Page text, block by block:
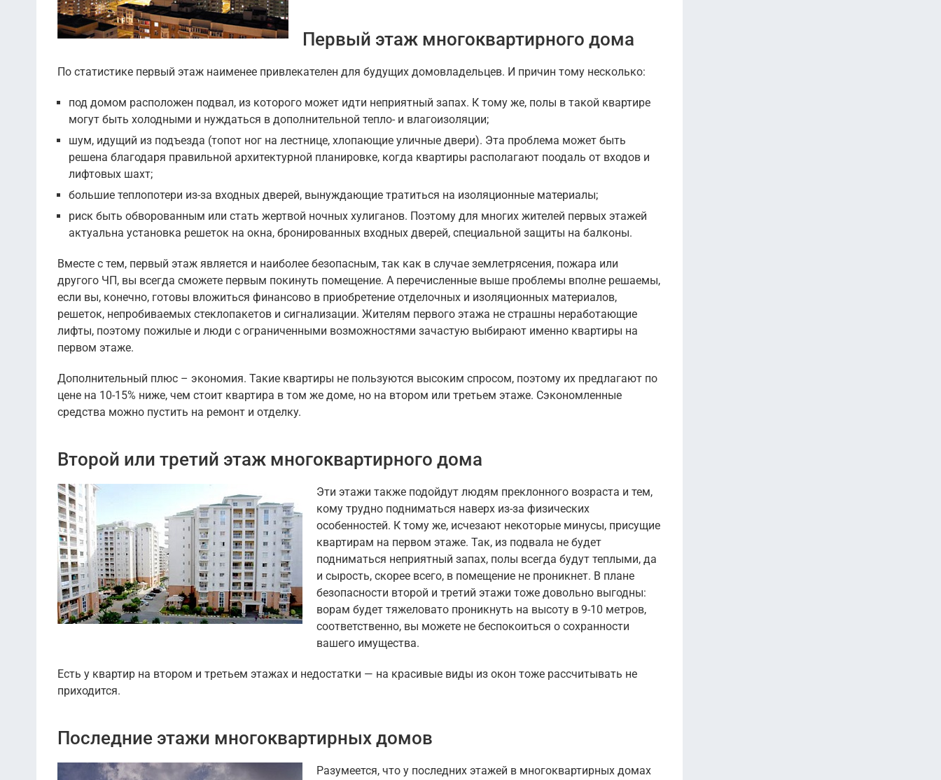
Первый этаж многоквартирного дома
По статистике первый этаж наименее привлекателен для будущих домовладельцев. И причин тому несколько:
под домом расположен подвал, из которого может идти неприятный запах. К тому же, полы в такой квартире
могут быть холодными и нуждаться в дополнительной тепло- и влагоизоляции;
шум, идущий из подъезда (топот ног на лестнице, хлопающие уличные двери). Эта проблема может быть
решена благодаря правильной архитектурной планировке, когда квартиры располагают поодаль от входов и
лифтовых шахт;
большие теплопотери из-за входных дверей, вынуждающие тратиться на изоляционные материалы;
риск быть обворованным или стать жертвой ночных хулиганов. Поэтому для многих жителей первых этажей
актуальна установка решеток на окна, бронированных входных дверей, специальной защиты на балконы.
Вместе с тем, первый этаж является и наиболее безопасным, так как в случае землетрясения, пожара или
другого ЧП, вы всегда сможете первым покинуть помещение. А перечисленные выше проблемы вполне решаемы,
если вы, конечно, готовы вложиться финансово в приобретение отделочных и изоляционных материалов,
решеток, непробиваемых стеклопакетов и сигнализации. Жителям первого этажа не страшны неработающие
лифты, поэтому пожилые и люди с ограниченными возможностями зачастую выбирают именно квартиры на
первом этаже.
Дополнительный плюс – экономия. Такие квартиры не пользуются высоким спросом, поэтому их предлагают по
цене на 10-15% ниже, чем стоит квартира в том же доме, но на втором или третьем этаже. Сэкономленные
средства можно пустить на ремонт и отделку.
Второй или третий этаж многоквартирного дома
Эти этажи также подойдут людям преклонного возраста и тем,
кому трудно подниматься наверх из-за физических
особенностей. К тому же, исчезают некоторые минусы, присущие
квартирам на первом этаже. Так, из подвала не будет
подниматься неприятный запах, полы всегда будут теплыми, да
и сырость, скорее всего, в помещение не проникнет. В плане
безопасности второй и третий этажи тоже довольно выгодны:
ворам будет тяжеловато проникнуть на высоту в 9-10 метров,
соответственно, вы можете не беспокоиться о сохранности
вашего имущества.
Есть у квартир на втором и третьем этажах и недостатки — на красивые виды из окон тоже рассчитывать не
приходится.
Последние этажи многоквартирных домов
Разумеется, что у последних этажей в многоквартирных домах